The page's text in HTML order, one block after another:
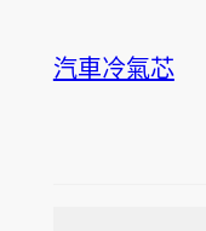
汽車冷氣芯